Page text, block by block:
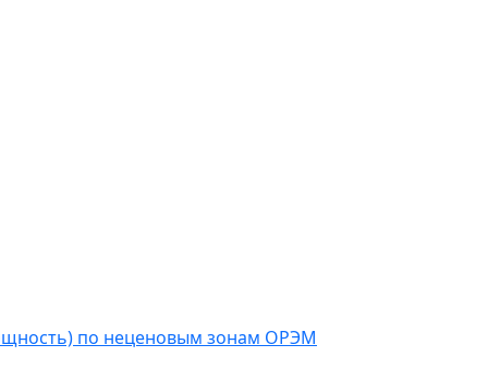
по неценовым зонам ОРЭМ